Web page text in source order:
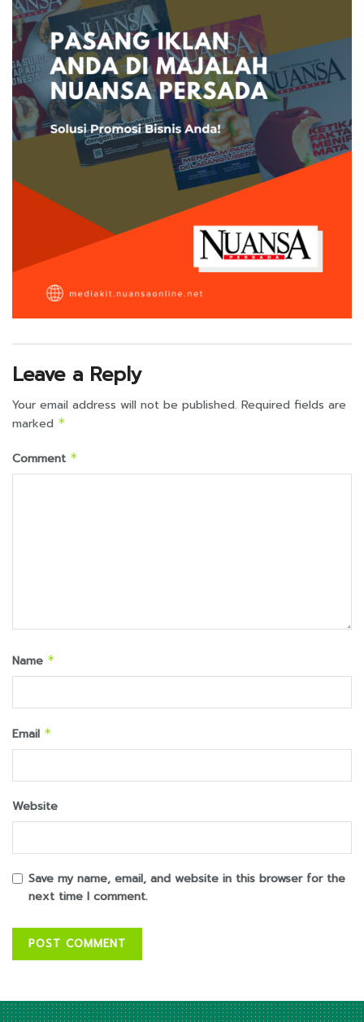
Leave a Reply
Your email address will not be published. Required fields are
marked *
Comment *
Name *
Email *
Website
Save my name, email, and website in this browser for the
next time I comment.